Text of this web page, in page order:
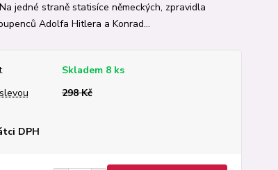
jedné straně statisíce německých, zpravidla
Adolfa Hitlera a Konrad...
Skladem 8 ks
298 Kč
DPH